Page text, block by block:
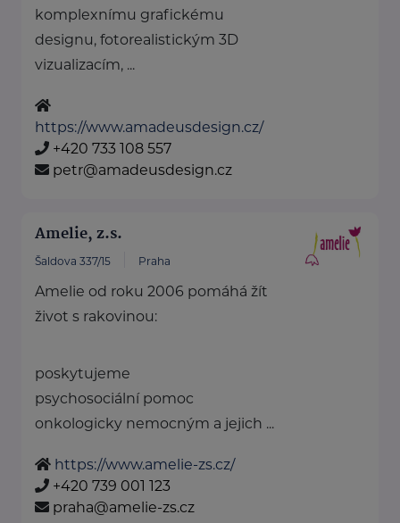
komplexnímu grafickému
designu, fotorealistickým 3D
vizualizacím, ...
https://www.amadeusdesign.cz/
+420 733 108 557
petr@amadeusdesign.cz
Amelie, z.s.
Šaldova 337/15 Praha
Amelie od roku 2006 pomáhá žít
život s rakovinou:
poskytujeme
psychosociální pomoc
onkologicky nemocným a jejich ...
https://www.amelie-zs.cz/
+420 739 001 123
praha@amelie-zs.cz